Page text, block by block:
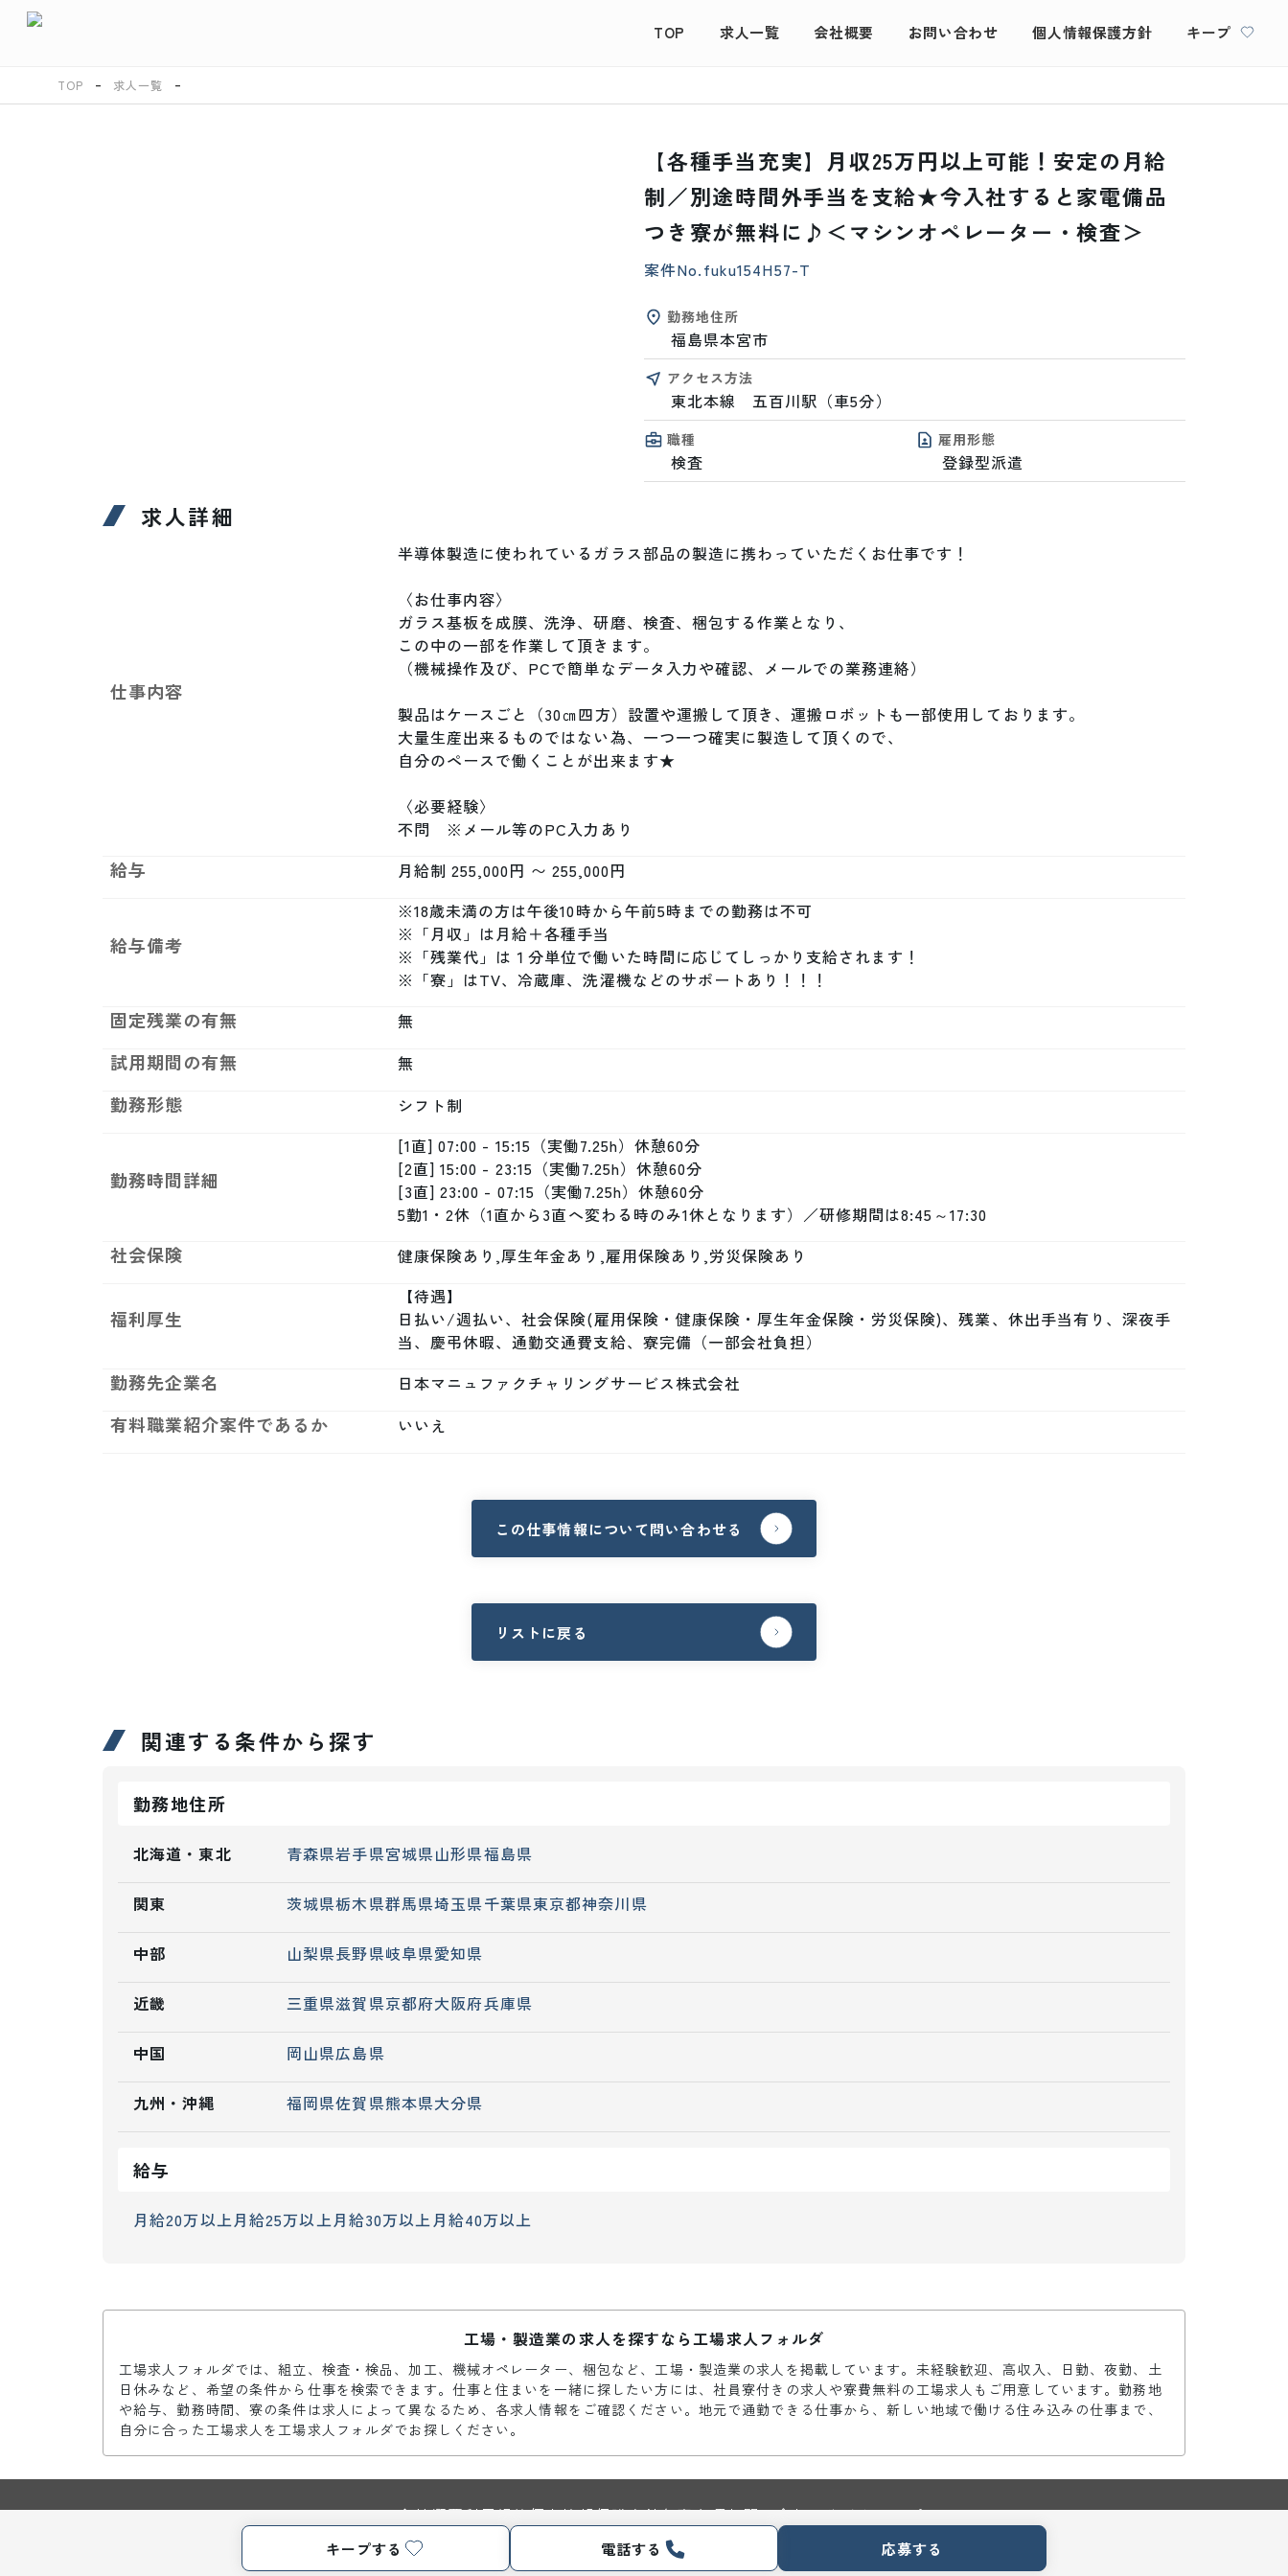
TOP 求人一覧 会社概要 お問い合わせ 個人情報保護方針 キープ
TOP 求人一覧
【各種手当充実】月収25万円以上可能！安定の月給
制／別途時間外手当を支給★今入社すると家電備品
つき寮が無料に♪＜マシンオペレーター・検査＞
案件No.fuku154H57-T
勤務地住所
福島県本宮市
アクセス方法
東北本線　五百川駅（車5分）
職種
検査
雇用形態
登録型派遣
求人詳細
仕事内容
半導体製造に使われているガラス部品の製造に携わっていただくお仕事です！
〈お仕事内容〉
ガラス基板を成膜、洗浄、研磨、検査、梱包する作業となり、
この中の一部を作業して頂きます。
（機械操作及び、PCで簡単なデータ入力や確認、メールでの業務連絡）
製品はケースごと（30㎝四方）設置や運搬して頂き、運搬ロボットも一部使用しております。
大量生産出来るものではない為、一つ一つ確実に製造して頂くので、
自分のペースで働くことが出来ます★
〈必要経験〉
不問　※メール等のPC入力あり
給与 月給制 255,000円 〜 255,000円
給与備考
※18歳未満の方は午後10時から午前5時までの勤務は不可
※「月収」は月給＋各種手当
※「残業代」は１分単位で働いた時間に応じてしっかり支給されます！
※「寮」はTV、冷蔵庫、洗濯機などのサポートあり！！！
固定残業の有無 無
試用期間の有無 無
勤務形態 シフト制
勤務時間詳細
[1直] 07:00 - 15:15（実働7.25h）休憩60分
[2直] 15:00 - 23:15（実働7.25h）休憩60分
[3直] 23:00 - 07:15（実働7.25h）休憩60分
5勤1・2休（1直から3直へ変わる時のみ1休となります）／研修期間は8:45～17:30
社会保険 健康保険あり,厚生年金あり,雇用保険あり,労災保険あり
福利厚生
【待遇】
日払い/週払い、社会保険(雇用保険・健康保険・厚生年金保険・労災保険)、残業、休出手当有り、深夜手
当、慶弔休暇、通勤交通費支給、寮完備（一部会社負担）
勤務先企業名 日本マニュファクチャリングサービス株式会社
有料職業紹介案件であるか いいえ
この仕事情報について問い合わせる
リストに戻る
キープする 電話する 応募する
関連する条件から探す
勤務地住所
北海道・東北 青森県岩手県宮城県山形県福島県
関東 茨城県栃木県群馬県埼玉県千葉県東京都神奈川県
中部 山梨県長野県岐阜県愛知県
近畿 三重県滋賀県京都府大阪府兵庫県
中国 岡山県広島県
九州・沖縄 福岡県佐賀県熊本県大分県
給与
月給20万以上月給25万以上月給30万以上月給40万以上
工場・製造業の求人を探すなら工場求人フォルダ
工場求人フォルダでは、組立、検査・検品、加工、機械オペレーター、梱包など、工場・製造業の求人を掲載しています。未経験歓迎、高収入、日勤、夜勤、土
日休みなど、希望の条件から仕事を検索できます。仕事と住まいを一緒に探したい方には、社員寮付きの求人や寮費無料の工場求人もご用意しています。勤務地
や給与、勤務時間、寮の条件は求人によって異なるため、各求人情報をご確認ください。地元で通勤できる仕事から、新しい地域で働ける住み込みの仕事まで、
自分に合った工場求人を工場求人フォルダでお探しください。
TOP会社概要利用規約個人情報保護方針免責事項お問い合わせサイトマップ
© 2026 Nippon Manufacturing Service Corporation. All Rights Reserved.